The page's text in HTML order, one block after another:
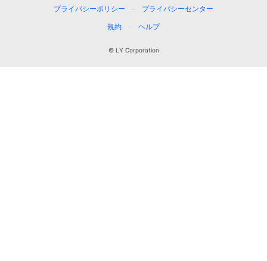
プライバシーポリシー
プライバシーセンター
規約
ヘルプ
© LY Corporation